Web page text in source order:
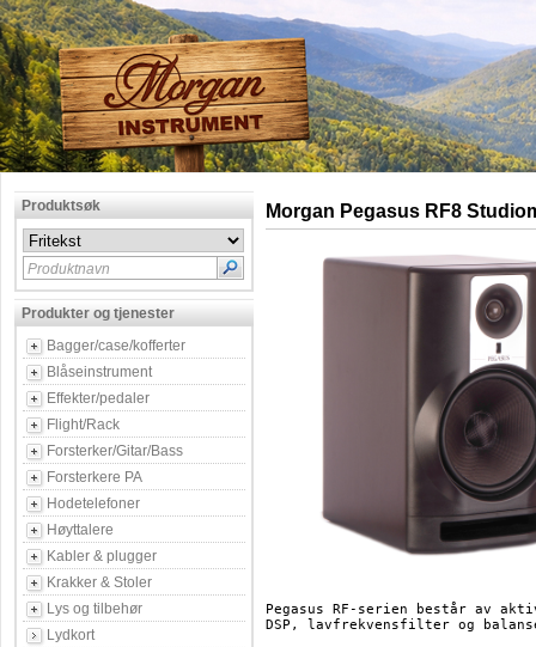
Produktsøk
Produktnavn
Produkter og tjenester
Bagger/case/kofferter
Blåseinstrument
Effekter/pedaler
Flight/Rack
Forsterker/Gitar/Bass
Forsterkere PA
Hodetelefoner
Høyttalere
Kabler & plugger
Krakker & Stoler
Lys og tilbehør
Lydkort
Morgan Pegasus RF8
Pegasus RF-serien består av
DSP, lavfrekvensfilter og